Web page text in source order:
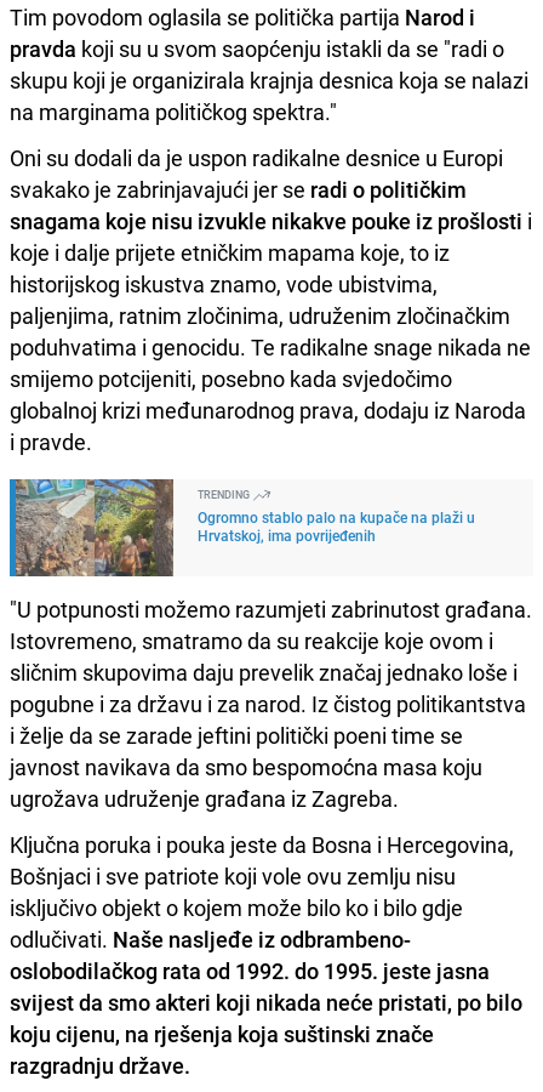
Tim povodom oglasila se politička partija Narod i
pravda koji su u svom saopćenju istakli da se "radi o
skupu koji je organizirala krajnja desnica koja se nalazi
na marginama političkog spektra."
Oni su dodali da je uspon radikalne desnice u Europi
svakako je zabrinjavajući jer se radi o političkim
snagama koje nisu izvukle nikakve pouke iz prošlosti i
koje i dalje prijete etničkim mapama koje, to iz
historijskog iskustva znamo, vode ubistvima,
paljenjima, ratnim zločinima, udruženim zločinačkim
poduhvatima i genocidu. Te radikalne snage nikada ne
smijemo potcijeniti, posebno kada svjedočimo
globalnoj krizi međunarodnog prava, dodaju iz Naroda
i pravde.
TRENDING
Ogromno stablo palo na kupače na plaži u
Hrvatskoj, ima povrijeđenih
"U potpunosti možemo razumjeti zabrinutost građana.
Istovremeno, smatramo da su reakcije koje ovom i
sličnim skupovima daju prevelik značaj jednako loše i
pogubne i za državu i za narod. Iz čistog politikantstva
i želje da se zarade jeftini politički poeni time se
javnost navikava da smo bespomoćna masa koju
ugrožava udruženje građana iz Zagreba.
Ključna poruka i pouka jeste da Bosna i Hercegovina,
Bošnjaci i sve patriote koji vole ovu zemlju nisu
isključivo objekt o kojem može bilo ko i bilo gdje
odlučivati. Naše nasljeđe iz odbrambeno-
oslobodilačkog rata od 1992. do 1995. jeste jasna
svijest da smo akteri koji nikada neće pristati, po bilo
koju cijenu, na rješenja koja suštinski znače
razgradnju države.